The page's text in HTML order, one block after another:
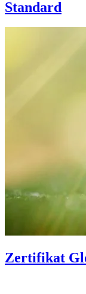
Standard
Zertifikat